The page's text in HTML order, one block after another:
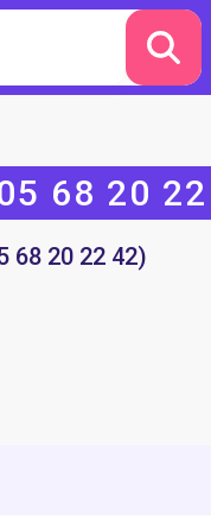
68 20
68 20 22 42)